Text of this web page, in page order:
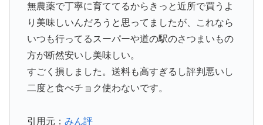
無農薬で丁寧に育ててるからきっと近所で買うよ
り美味しいんだろうと思ってましたが、これなら
いつも行ってるスーパーや道の駅のさつまいもの
方が断然安いし美味しい。
すごく損しました。送料も高すぎるし評判悪いし
二度と食べチョク使わないです。
引用元： みん評